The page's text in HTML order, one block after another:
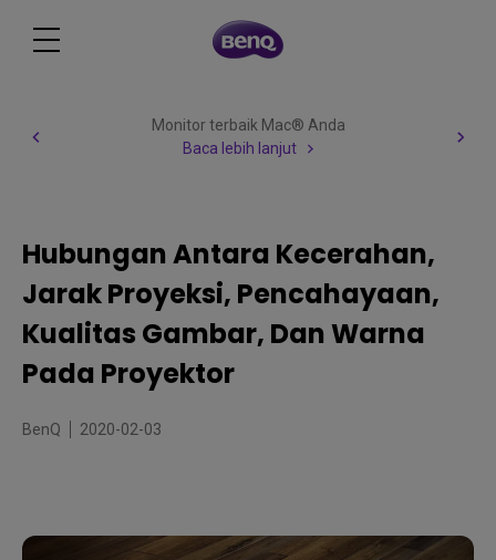
Monitor terbaik Mac® Anda
Baca lebih lanjut
Hubungan Antara Kecerahan,
Jarak Proyeksi, Pencahayaan,
Kualitas Gambar, Dan Warna
Pada Proyektor
BenQ 2020-02-03